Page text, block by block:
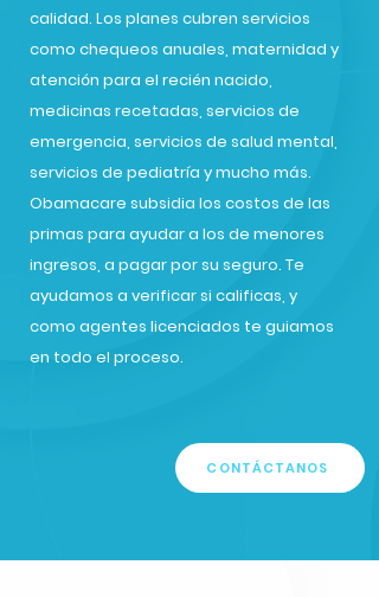
calidad. Los planes cubren servicios
como chequeos anuales, maternidad y
atención para el recién nacido,
medicinas recetadas, servicios de
emergencia, servicios de salud mental,
servicios de pediatría y mucho más.
Obamacare subsidia los costos de las
primas para ayudar a los de menores
ingresos, a pagar por su seguro. Te
ayudamos a verificar si calificas, y
como agentes licenciados te guiamos
en todo el proceso.
CONTÁCTANOS